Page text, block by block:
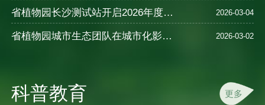
省植物园长沙测试站开启2026年度樱花新品种测试 2026-03-04
省植物园城市生态团队在城市化影响湿地N2O排放及氮循环机制研究中取得进展 2026-03-02
科普教育 更多